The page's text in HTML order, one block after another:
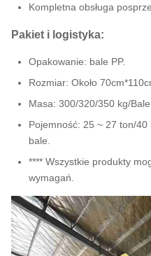
Kompletna obsługa
Pakiet i logistyka:
Opakowanie: bale PP.
Rozmiar: Około
Masa: 300/320/350 kg/Bale.
Pojemność: 25 ~ 27 ton/
bale.
**** Wszystkie produkty
wymagań.